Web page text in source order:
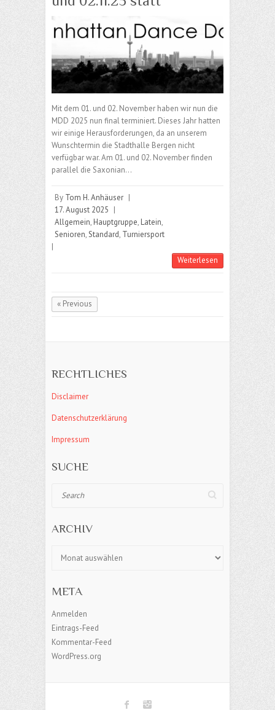
Mit dem 01. und 02. November haben wir nun die
MDD 2025 nun final terminiert. Dieses Jahr hatten
wir einige Herausforderungen, da an unserem
Wunschtermin die Stadthalle Bergen nicht
verfügbar war. Am 01. und 02. November finden
parallel die Saxonian…
By Tom H. Anhäuser |
17. August 2025 |
Allgemein, Hauptgruppe, Latein,
Senioren,Standard, Turniersport
|
Weiterlesen
« Previous
RECHTLICHES
Disclaimer
Datenschutzerklärung
Impressum
SUCHE
ARCHIV
META
Anmelden
Eintrags-Feed
Kommentar-Feed
WordPress.org